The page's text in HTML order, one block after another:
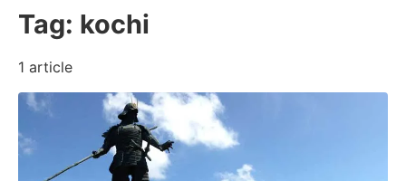
Tag: kochi
1 article